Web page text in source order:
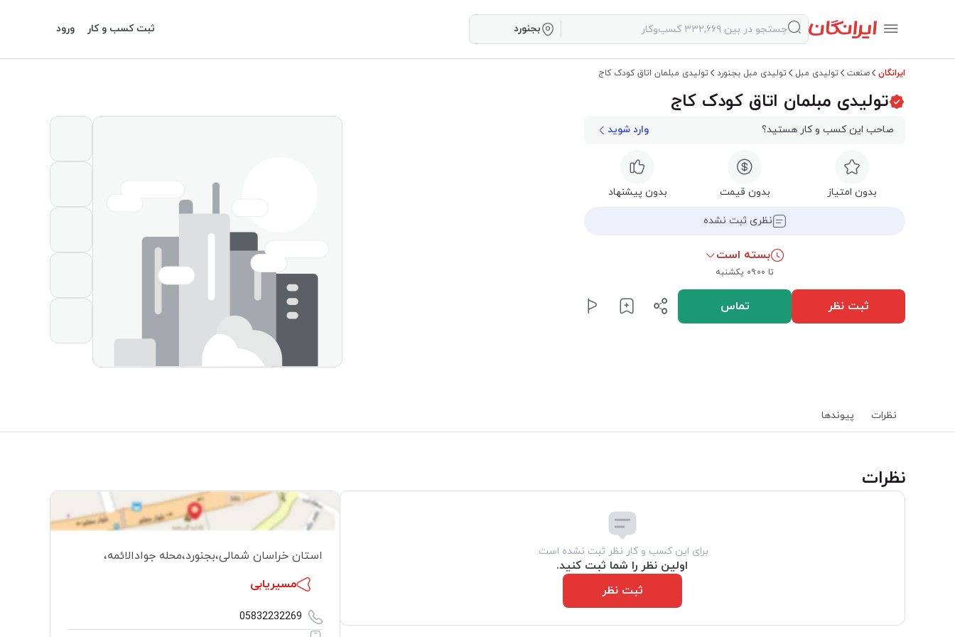
بجنورد ثبت کسب و کار ورود
ایرانگان صنعت تولیدی مبل تولیدی مبل بجنورد تولیدی مبلمان اتاق کودک کاج
تولیدی مبلمان اتاق کودک کاج
صاحب این کسب و کار هستید؟ وارد شوید
بدون امتیاز بدون قیمت بدون پیشنهاد
نظری ثبت نشده
بسته است
تا ۰۹:۰۰ یکشنبه‌
ثبت نظر تماس
نظرات پیوند‌ها
‌نظرات
برای این کسب و کار نظر ثبت نشده است.
اولین نظر را شما ثبت کنید.
ثبت نظر
استان خراسان شمالی،بجنورد،محله جوادالائمه،
مسیریابی
05832232269